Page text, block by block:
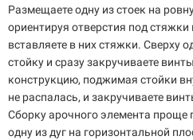
Размещаете одну из стоек на
ориентируя отверстия под стяжки
вставляете в них стяжки. Сверху
стойку и сразу закручиваете
конструкцию, поджимая стойки
не распалась, и закручиваете
Сборку арочного элемента проще
одну из дуг на горизонтальной